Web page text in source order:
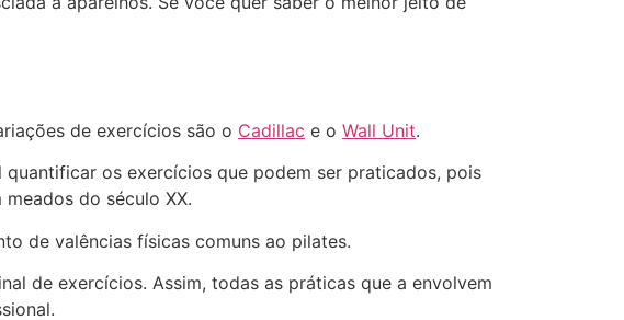
de exercícios são o Cadillac e o Wall Unit.
quantificar os exercícios que podem ser praticados, pois
do século XX.
de valências físicas comuns ao pilates.
de exercícios. Assim, todas as práticas que a envolvem